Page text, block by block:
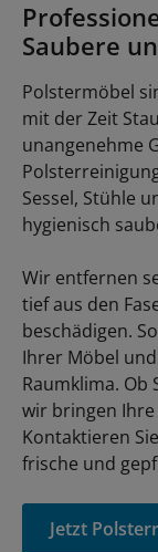
Saubere
Polstermöbel
mit der Zeit
unangenehme
Sessel, Stühle
hygienisch
Wir entfernen
tief aus den
beschädigen.
Ihrer Möbel
Raumklima. Ob
wir bringen
Kontaktieren
frische und
Jetzt